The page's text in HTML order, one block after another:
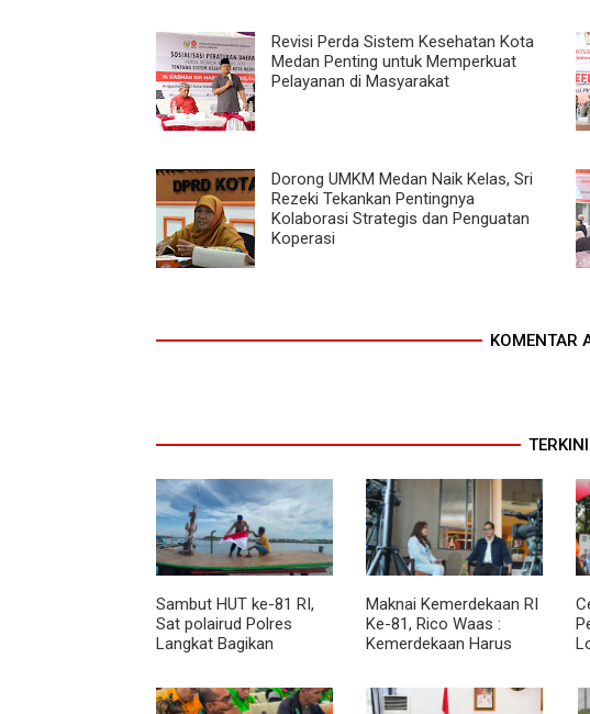
Revisi Perda Sistem Kesehatan Kota
Medan Penting untuk Memperkuat
Pelayanan di Masyarakat
Dorong UMKM Medan Naik Kelas, Sri
Rezeki Tekankan Pentingnya
Kolaborasi Strategis dan Penguatan
Koperasi
KOMENTAR
TERKINI
Sambut HUT ke-81 RI,
Sat polairud Polres
Langkat Bagikan
kepada Nelayan
Maknai Kemerdekaan RI
Ke-81, Rico Waas :
Kemerdekaan Harus
Lewat Peningkatan
Pelayanan Primer